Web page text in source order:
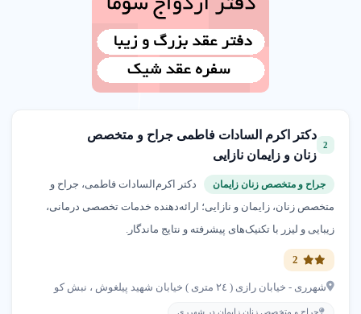
مرکز سنجش شنوایی و سمعک ناهید محمدابراهیم
شهرری
09002721376
مرکز لابیاپلاستی و جراحی زیبایی زنان دکتر فاطمی
شهرری
02188736987
2
دکتر اکرم السادات فاطمی جراح و متخصص
زنان و زایمان نازایی
جراح و متخصص زنان زایمان
دکتر اکرم‌السادات فاطمی، جراح و
متخصص زنان، زایمان و نازایی؛ ارائه‌دهنده خدمات تخصصی درمانی،
زیبایی و لیزر با تکنیک‌های پیشرفته و نتایج ماندگار.
شهرری - خیابان رازی ( ٢٤ متری ) خیابان شهید پیلغوش ، نبش کو